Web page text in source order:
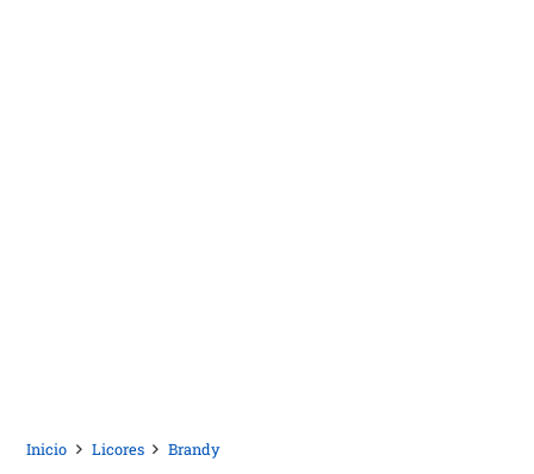
Inicio Licores Brandy